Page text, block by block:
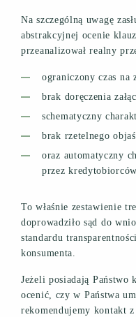
Na szczególną uwagę
abstrakcyjnej ocenie
przeanalizował realny
ograniczony czas na
brak doręczenia
schematyczny
brak rzetelnego
oraz automatyczny
przez
To właśnie zestawienie
doprowadziło sąd do
standardu
konsumenta.
Jeżeli posiadają
ocenić, czy w Państwa
rekomendujemy kontakt